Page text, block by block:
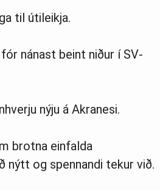
til útileikja.
nánast beint niður í SV-
nýju á Akranesi.
brotna einfalda
nýtt og spennandi tekur við.